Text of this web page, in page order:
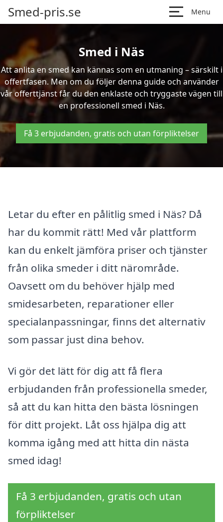
Smed-pris.se Menu
Smed i Näs
Att anlita en smed kan kännas som en utmaning – särskilt i
offertfasen. Men om du följer denna guide och använder
vår offerttjänst får du den enklaste och tryggaste vägen till
en professionell smed i Näs.
Få 3 erbjudanden, gratis och utan förpliktelser
Letar du efter en pålitlig smed i Näs? Då
har du kommit rätt! Med vår plattform
kan du enkelt jämföra priser och tjänster
från olika smeder i ditt närområde.
Oavsett om du behöver hjälp med
smidesarbeten, reparationer eller
specialanpassningar, finns det alternativ
som passar just dina behov.
Vi gör det lätt för dig att få flera
erbjudanden från professionella smeder,
så att du kan hitta den bästa lösningen
för ditt projekt. Låt oss hjälpa dig att
komma igång med att hitta din nästa
smed idag!
Få 3 erbjudanden, gratis och utan
förpliktelser